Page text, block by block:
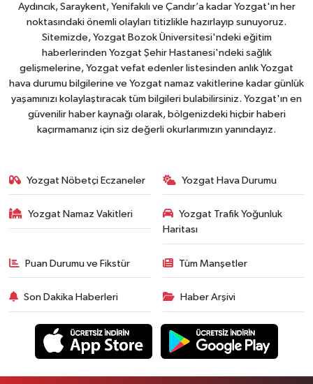
Aydıncık, Saraykent, Yenifakılı ve Çandır’a kadar Yozgat'ın her
noktasındaki önemli olayları titizlikle hazırlayıp sunuyoruz.
Sitemizde, Yozgat Bozok Üniversitesi'ndeki eğitim
haberlerinden Yozgat Şehir Hastanesi'ndeki sağlık
gelişmelerine, Yozgat vefat edenler listesinden anlık Yozgat
hava durumu bilgilerine ve Yozgat namaz vakitlerine kadar günlük
yaşamınızı kolaylaştıracak tüm bilgileri bulabilirsiniz. Yozgat'ın en
güvenilir haber kaynağı olarak, bölgenizdeki hiçbir haberi
kaçırmamanız için siz değerli okurlarımızın yanındayız.
Yozgat Nöbetçi Eczaneler Yozgat Hava Durumu
Yozgat Namaz Vakitleri
Yozgat Trafik Yoğunluk
Haritası
Puan Durumu ve Fikstür Tüm Manşetler
Son Dakika Haberleri Haber Arşivi